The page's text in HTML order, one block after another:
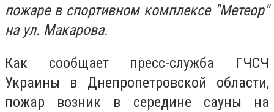
пожаре в спортивном комплексе "Метеор"
на ул. Макарова.
Как сообщает пресс-служба ГЧСЧ
Украины в Днепропетровской области,
пожар возник в середине сауны на